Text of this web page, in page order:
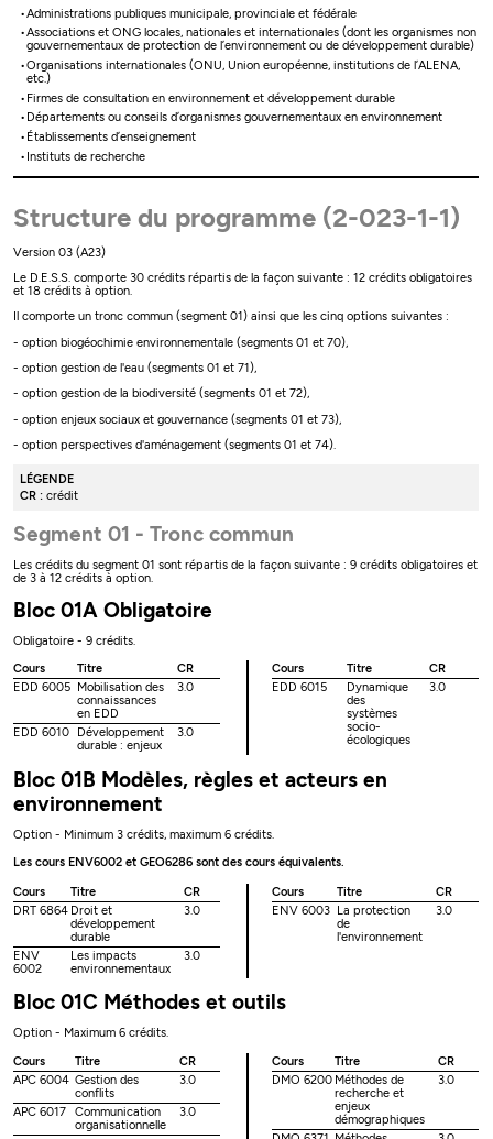
Administrations publiques municipale, provinciale et fédérale
Associations et ONG locales, nationales et internationales (dont les organismes non
gouvernementaux de protection de l’environnement ou de développement durable)
Organisations internationales (ONU, Union européenne, institutions de l’ALENA,
etc.)
Firmes de consultation en environnement et développement durable
Départements ou conseils d’organismes gouvernementaux en environnement
Établissements d’enseignement
Instituts de recherche
Structure du programme (2-023-1-1)
Version 03 (A23)
Le D.E.S.S. comporte 30 crédits répartis de la façon suivante : 12 crédits obligatoires
et 18 crédits à option.
Il comporte un tronc commun (segment 01) ainsi que les cinq options suivantes :
- option biogéochimie environnementale (segments 01 et 70),
- option gestion de l'eau (segments 01 et 71),
- option gestion de la biodiversité (segments 01 et 72),
- option enjeux sociaux et gouvernance (segments 01 et 73),
- option perspectives d'aménagement (segments 01 et 74).
LÉGENDE
CR : crédit
Segment 01 - Tronc commun
Les crédits du segment 01 sont répartis de la façon suivante : 9 crédits obligatoires et
de 3 à 12 crédits à option.
Bloc 01A Obligatoire
Obligatoire - 9 crédits.
Cours
Titre
CR
EDD 6005
Mobilisation des
connaissances
en EDD
3.0
EDD 6010
Développement
durable : enjeux
3.0
Cours Titre
CR
EDD 6015
Dynamique
des
systèmes
socio-
écologiques
3.0
Bloc 01B Modèles, règles et acteurs en
environnement
Option - Minimum 3 crédits, maximum 6 crédits.
Les cours ENV6002 et GEO6286 sont des cours équivalents.
Cours Titre
CR
DRT 6864 Droit et
développement
durable
3.0
ENV
6002
Les impacts
environnementaux
3.0
Cours Titre
CR
ENV 6003 La protection
de
l'environnement
3.0
Bloc 01C Méthodes et outils
Option - Maximum 6 crédits.
Cours
Titre
CR
APC 6004 Gestion des
conflits
3.0
APC 6017
Communication
organisationnelle
3.0
Cours Titre
CR
DMO 6200 Méthodes de
recherche et
enjeux
démographiques
3.0